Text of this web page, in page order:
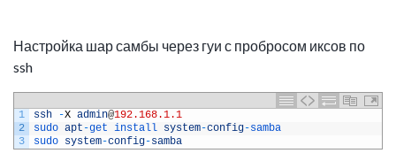
Настройка шар самбы через гуи с пробросом иксов по
ssh
1
2
3
ssh -X admin@192.168.1.1
sudo apt -get install system-config-samba
sudo system-config-samba